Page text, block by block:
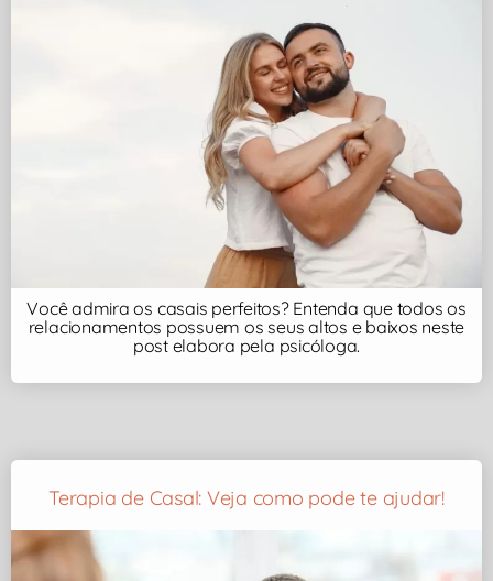
Você admira os casais perfeitos? Entenda que todos os
relacionamentos possuem os seus altos e baixos neste
post elabora pela psicóloga.
Terapia de Casal: Veja como pode te ajudar!